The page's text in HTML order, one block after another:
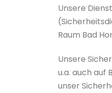
Unsere
Raum Bad
Unsere
u.a. auch auf
unser